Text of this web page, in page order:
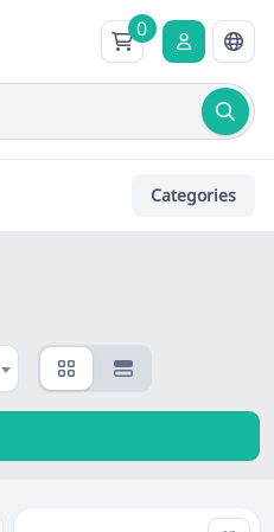
0
Categories